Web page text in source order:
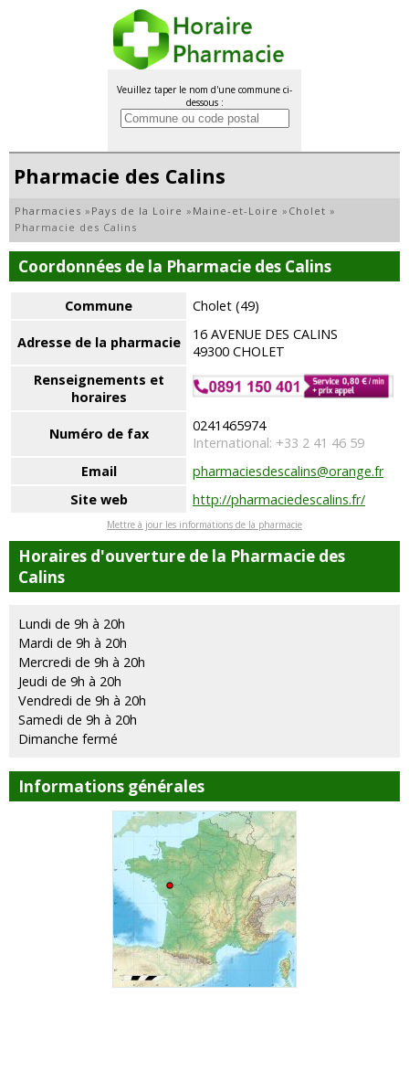
Veuillez taper le nom d'une commune ci-
dessous :
Pharmacie des Calins
Pharmacies » Pays de la Loire » Maine-et-Loire » Cholet »
Pharmacie des Calins
Coordonnées de la Pharmacie des Calins
Commune Cholet (49)
Adresse de la pharmacie
16 AVENUE DES CALINS
49300 CHOLET
Renseignements et
horaires
Numéro de fax
0241465974
International: +33 2 41 46 59
Email
pharmaciesdescalins@orange.fr
Site web
http://pharmaciedescalins.fr/
Mettre à jour les informations de la pharmacie
Horaires d'ouverture de la Pharmacie des
Calins
Lundi de 9h à 20h
Mardi de 9h à 20h
Mercredi de 9h à 20h
Jeudi de 9h à 20h
Vendredi de 9h à 20h
Samedi de 9h à 20h
Dimanche fermé
Informations générales